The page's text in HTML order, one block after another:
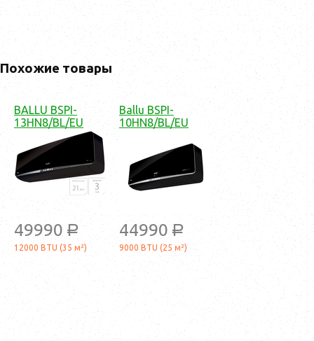
Похожие товары
BALLU BSPI-
13HN8/BL/EU
49990 a
12000 BTU (35 м²)
Ballu BSPI-
10HN8/BL/EU
44990 a
9000 BTU (25 м²)